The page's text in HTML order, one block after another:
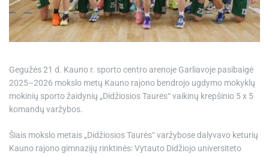
e
Gegužės 21 d. Kauno r. sporto centro arenoje Garliavoje pasibaigė
2025–2026 mokslo metų Kauno rajono bendrojo ugdymo mokyklų
mokinių sporto žaidynių „Didžiosios Taurės“ vaikinų krepšinio 5 x 5
komandų varžybos.
Šiais mokslo metais „Didžiosios Taurės“ varžybose dalyvavo keturių
Kauno rajono gimnazijų rinktinės: Vytauto Didžiojo universiteto